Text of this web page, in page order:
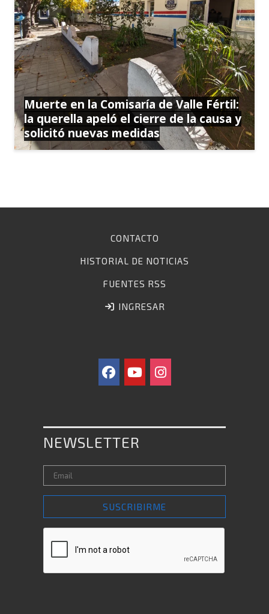
Muerte en la Comisaría de Valle Fértil:
la querella apeló el cierre de la causa y
solicitó nuevas medidas
CONTACTO
HISTORIAL DE NOTICIAS
FUENTES RSS
INGRESAR
NEWSLETTER
SUSCRIBIRME